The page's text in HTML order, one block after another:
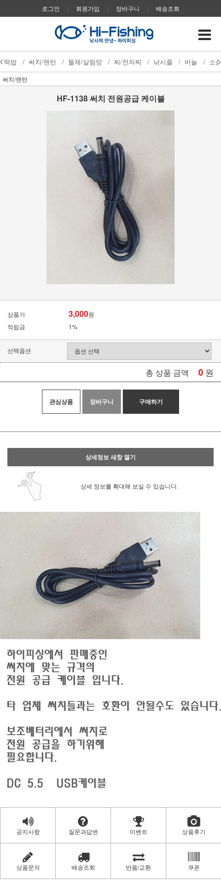
로그인 | 회원가입 | 장바구니 | 배송조회
떡밥 / 써치/랜턴 / 뜰채/살림망 / 찌/전자찌 / 낚시줄 / 바늘 / 소
써치/랜턴
HF-1138 써치 전원공급 케이블
상품가 3,000원
적립금
1%
선택옵션
총 상품 금액 0 원
관심상품 장바구니 구매하기
상세정보 새창 열기
상세 정보를 확대해 보실 수 있습니다.
공지사항 질문과답변 이벤트 상품후기
상품문의 배송조회 반품/교환 쿠폰